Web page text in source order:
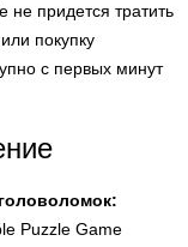
не придется тратить
покупку
с первых минут
Puzzle Game